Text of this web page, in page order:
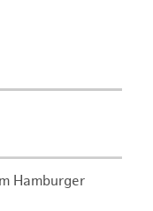
Hamburger